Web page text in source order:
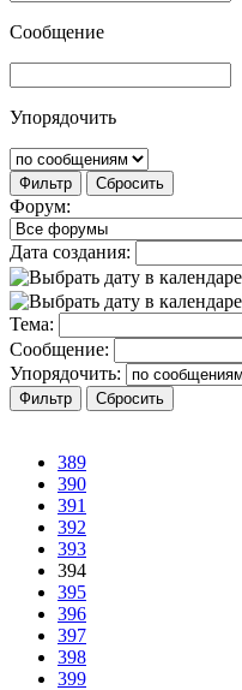
Сообщение
Упорядочить
Фильтр Сбросить
Форум:
Дата создания:
Тема:
Сообщение:
Упорядочить:
389
390
391
392
393
394
395
396
397
398
399